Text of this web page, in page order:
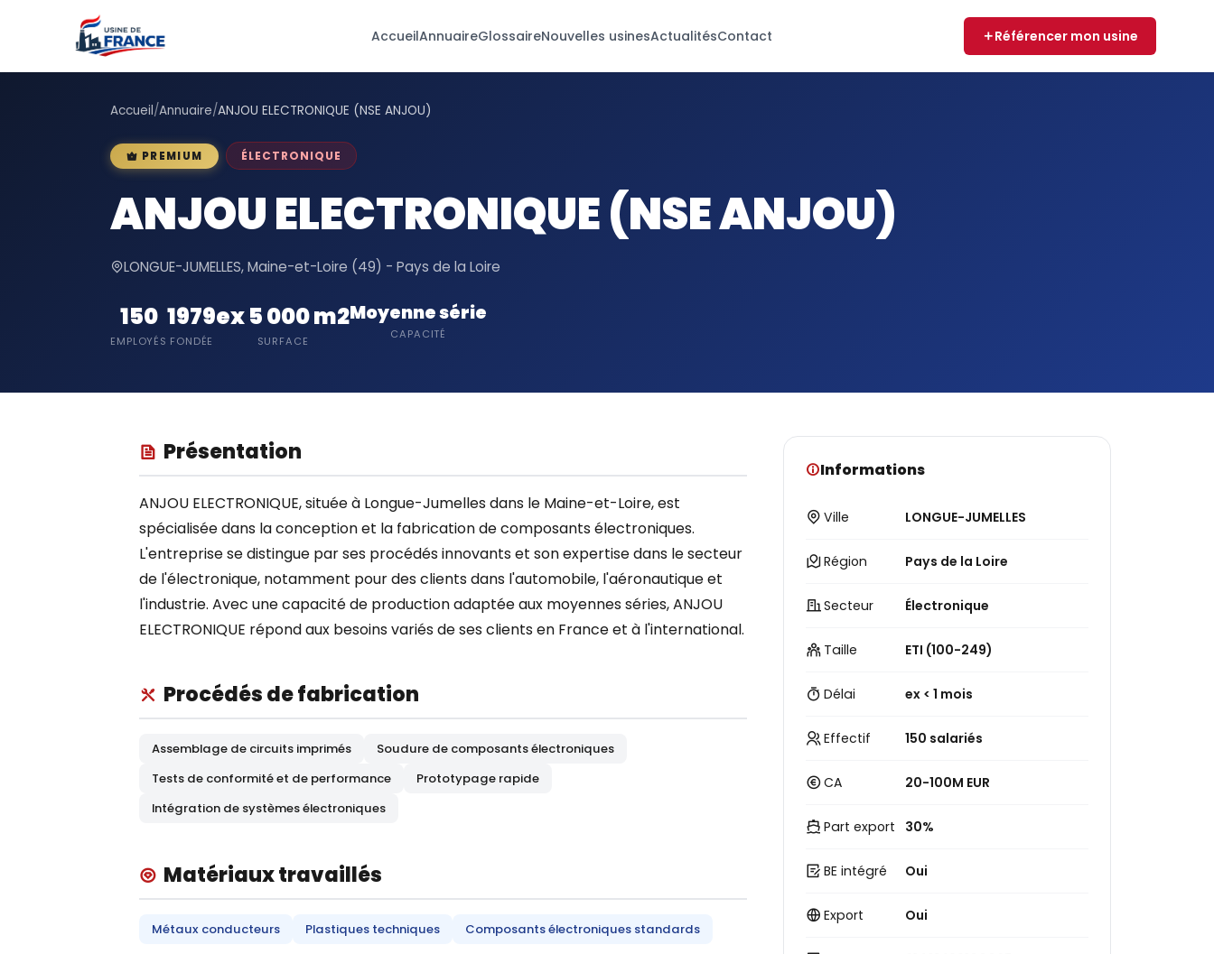
AccueilAnnuaireGlossaireNouvelles usinesActualitésContact Référencer mon usine
Accueil/Annuaire/ANJOU ELECTRONIQUE (NSE ANJOU)
PREMIUM ÉLECTRONIQUE
ANJOU ELECTRONIQUE (NSE ANJOU)
LONGUE-JUMELLES, Maine-et-Loire (49) - Pays de la Loire
150
EMPLOYÉS
1979
FONDÉE
ex 5 000 m2
SURFACE
Moyenne série
CAPACITÉ
Présentation
ANJOU ELECTRONIQUE, située à Longue-Jumelles dans le Maine-et-Loire, est
spécialisée dans la conception et la fabrication de composants électroniques.
L'entreprise se distingue par ses procédés innovants et son expertise dans le secteur
de l'électronique, notamment pour des clients dans l'automobile, l'aéronautique et
l'industrie. Avec une capacité de production adaptée aux moyennes séries, ANJOU
ELECTRONIQUE répond aux besoins variés de ses clients en France et à l'international.
Procédés de fabrication
Assemblage de circuits imprimés
Soudure de composants électroniques
Tests de conformité et de performance
Prototypage rapide
Intégration de systèmes électroniques
Matériaux travaillés
Métaux conducteurs Plastiques techniques Composants électroniques standards
Informations
Ville LONGUE-JUMELLES
Région Pays de la Loire
Secteur Électronique
Taille ETI (100-249)
Délai ex < 1 mois
Effectif 150 salariés
CA 20-100M EUR
Part export 30%
BE intégré Oui
Export Oui